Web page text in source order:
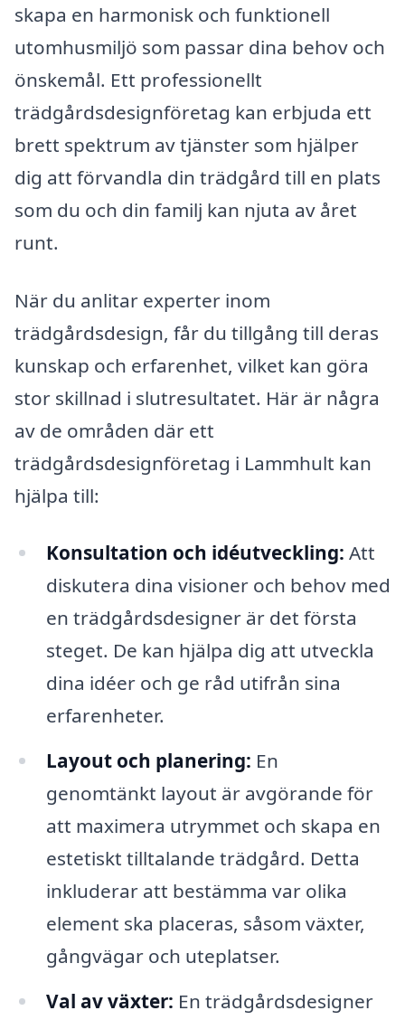
skapa en harmonisk och funktionell
utomhusmiljö som passar dina behov och
önskemål. Ett professionellt
trädgårdsdesignföretag kan erbjuda ett
brett spektrum av tjänster som hjälper
dig att förvandla din trädgård till en plats
som du och din familj kan njuta av året
runt.
När du anlitar experter inom
trädgårdsdesign, får du tillgång till deras
kunskap och erfarenhet, vilket kan göra
stor skillnad i slutresultatet. Här är några
av de områden där ett
trädgårdsdesignföretag i Lammhult kan
hjälpa till:
Konsultation och idéutveckling: Att
diskutera dina visioner och behov med
en trädgårdsdesigner är det första
steget. De kan hjälpa dig att utveckla
dina idéer och ge råd utifrån sina
erfarenheter.
Layout och planering: En
genomtänkt layout är avgörande för
att maximera utrymmet och skapa en
estetiskt tilltalande trädgård. Detta
inkluderar att bestämma var olika
element ska placeras, såsom växter,
gångvägar och uteplatser.
Val av växter: En trädgårdsdesigner